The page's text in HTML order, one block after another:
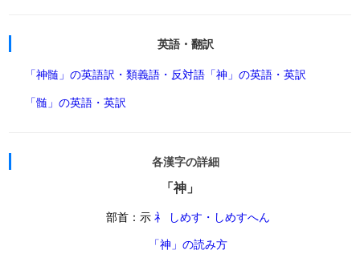
英語・翻訳
「神髄」の英語訳・類義語・反対語 「神」の英語・英訳
「髄」の英語・英訳
各漢字の詳細
「神」
部首：示 礻 しめす・しめすへん
「神」の読み方